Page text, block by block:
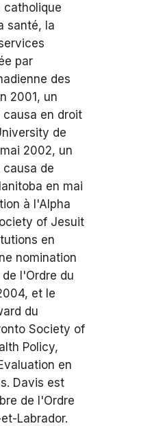
catholique
santé, la
par
des
2001, un
en droit
de
2002, un
de
en mai
à l'Alpha
of Jesuit
en
nomination
l'Ordre du
et le
du
Society of
Policy,
en
Davis est
de l'Ordre
Labrador.